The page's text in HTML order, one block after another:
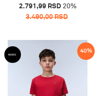
2.791,99 RSD 20%
3.490,00RSD
40%